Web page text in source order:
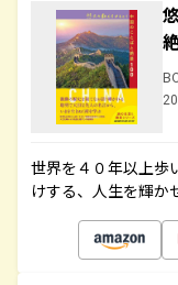
世界を４０年以上歩
けする、人生を輝か